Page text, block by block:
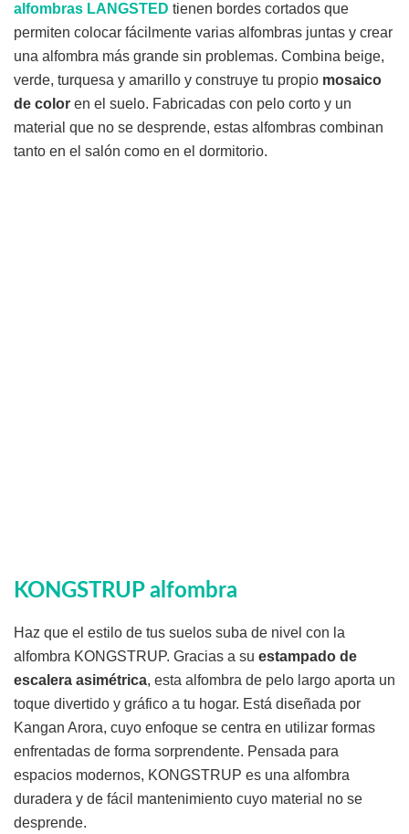
alfombras LANGSTED tienen bordes cortados que
permiten colocar fácilmente varias alfombras juntas y crear
una alfombra más grande sin problemas. Combina beige,
verde, turquesa y amarillo y construye tu propio mosaico
de color en el suelo. Fabricadas con pelo corto y un
material que no se desprende, estas alfombras combinan
tanto en el salón como en el dormitorio.
KONGSTRUP alfombra
Haz que el estilo de tus suelos suba de nivel con la
alfombra KONGSTRUP. Gracias a su estampado de
escalera asimétrica, esta alfombra de pelo largo aporta un
toque divertido y gráfico a tu hogar. Está diseñada por
Kangan Arora, cuyo enfoque se centra en utilizar formas
enfrentadas de forma sorprendente. Pensada para
espacios modernos, KONGSTRUP es una alfombra
duradera y de fácil mantenimiento cuyo material no se
desprende.